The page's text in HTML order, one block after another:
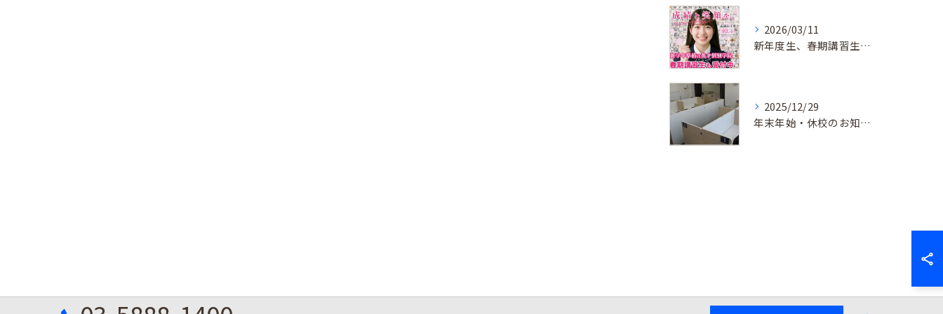
2026/03/11
新年度生、春期講習生 受付中！
2025/12/29
年末年始・休校のお知らせ